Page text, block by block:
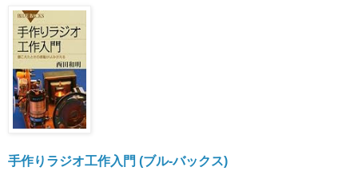
手作りラジオ工作入門 (ブル-バックス)